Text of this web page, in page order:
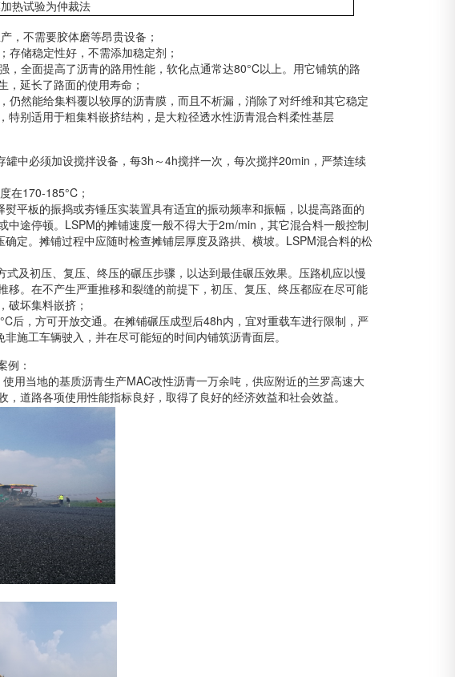
热试验为仲裁法
，不需要胶体磨等昂贵设备；
；存储稳定性好，不需添加稳定剂；
，全面提高了沥青的路用性能，软化点通常达80°C以上。用它铺筑的路
延长了路面的使用寿命；
然能给集料覆以较厚的沥青膜，而且不析漏，消除了对纤维和其它稳定
别适用于粗集料嵌挤结构，是大粒径透水性沥青混合料柔性基层
罐中必须加设搅拌设备，每3h ～4h搅拌一次，每次搅拌20min ，严禁连续
在170-185°C ；
熨平板的振捣或夯锤压实装置具有适宜的振动频率和振幅，以提高路面的
途停顿。 LSPM的摊铺速度一般不得大于2m/min ，其它混合料一般控制
定。摊铺过程中应随时检查摊铺层厚度及路拱、横坡。 LSPM混合料的松
及初压、复压、终压的碾压步骤，以达到最佳碾压效果。压路机应以慢
。在不产生严重推移和裂缝的前提下，初压、复压、终压都应在尽可能
破坏集料嵌挤；
后，方可开放交通。在摊铺碾压成型后48h内，宜对重载车进行限制，严
施工车辆驶入，并在尽可能短的时间内铺筑沥青面层。
例：
用当地的基质沥青生产MAC改性沥青一万余吨，供应附近的兰罗高速大
道路各项使用性能指标良好，取得了良好的经济效益和社会效益。